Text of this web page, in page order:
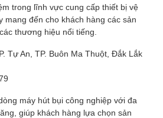
trong lĩnh vực cung cấp thiết bị vệ
mang đến cho khách hàng các sản
thương hiệu nổi tiếng.
Tự An, TP. Buôn Ma Thuột, Đắk Lắk
máy hút bụi công nghiệp với đa
giúp khách hàng lựa chọn sản